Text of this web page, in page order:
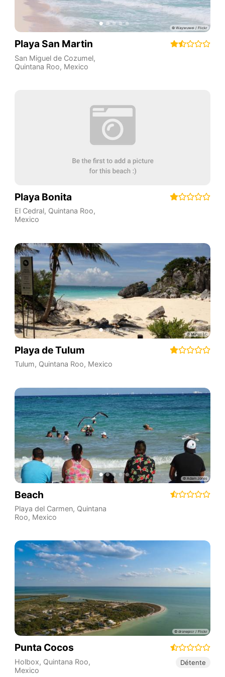
Playa San Martin
San Miguel de Cozumel,
Quintana Roo, Mexico
Playa Bonita
El Cedral, Quintana Roo,
Mexico
Playa de Tulum
Tulum, Quintana Roo, Mexico
Beach
Playa del Carmen, Quintana
Roo, Mexico
Punta Cocos
Holbox, Quintana Roo,
Mexico
Détente